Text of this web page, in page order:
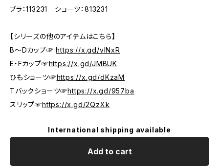
ブラ：113231 ショーツ：813231
【シリーズの他のアイテムはこちら】
B～Dカップ☞https://x.gd/vINxR
E・Fカップ☞https://x.gd/JMBUK
ひもショーツ☞https://x.gd/dKzaM
Tバックショーツ☞https://x.gd/957ba
スリップ☞https://x.gd/2QzXk
International shipping available
Add to cart